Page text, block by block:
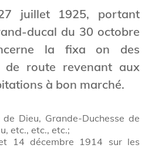
juillet 1925, portant
ducal du 30 octobre
la fixa on des
route revenant aux
à bon marché.
Dieu, Grande-Duchesse de
etc., etc., etc.;
14 décembre 1914 sur les